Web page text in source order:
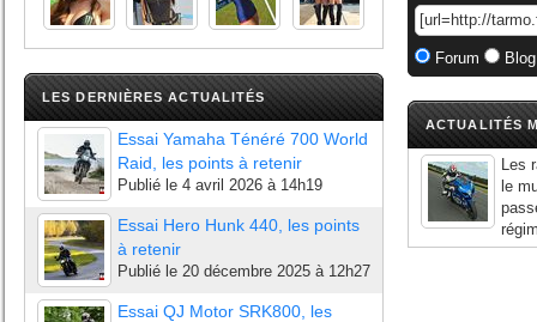
LES DERNIÈRES ACTUALITÉS
Essai Yamaha Ténéré 700 World
Raid, les points à retenir
Publié le 4 avril 2026 à 14h19
Essai Hero Hunk 440, les points
à retenir
Publié le 20 décembre 2025 à 12h27
Essai QJ Motor SRK800, les
Forum
ACTUALITÉS
Les
le